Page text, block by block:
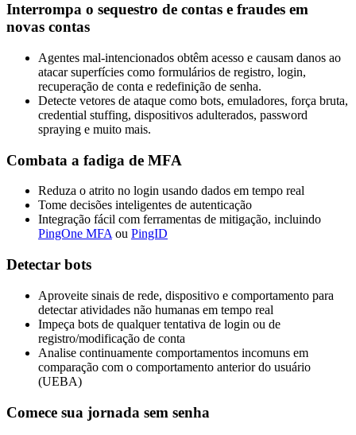
Interrompa o sequestro de contas e fraudes em
novas contas
Agentes mal-intencionados obtêm acesso e causam danos ao
atacar superfícies como formulários de registro, login,
recuperação de conta e redefinição de senha.
Detecte vetores de ataque como bots, emuladores, força bruta,
credential stuffing, dispositivos adulterados, password
spraying e muito mais.
Combata a fadiga de MFA
Reduza o atrito no login usando dados em tempo real
Tome decisões inteligentes de autenticação
Integração fácil com ferramentas de mitigação, incluindo
PingOne MFAou PingID
Detectar bots
Aproveite sinais de rede, dispositivo e comportamento para
detectar atividades não humanas em tempo real
Impeça bots de qualquer tentativa de login ou de
registro/modificação de conta
Analise continuamente comportamentos incomuns em
comparação com o comportamento anterior do usuário
(UEBA)
Comece sua jornada sem senha